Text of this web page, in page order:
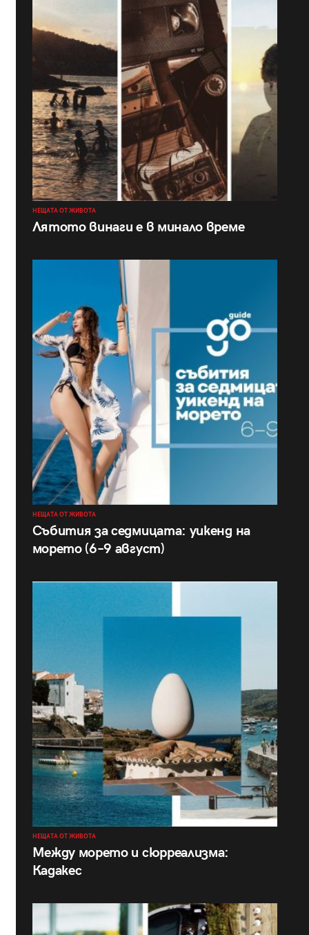
НЕЩАТА ОТ ЖИВОТА
Лятото винаги е в минало време
НЕЩАТА ОТ ЖИВОТА
Събития за седмицата: уикенд на
морето (6–9 август)
НЕЩАТА ОТ ЖИВОТА
Между морето и сюрреализма:
Кадакес